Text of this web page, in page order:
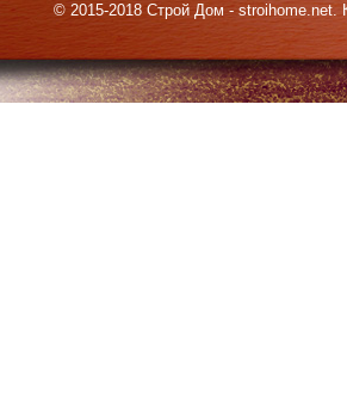
© 2015-2018 Строй Дом - stroihome.net.